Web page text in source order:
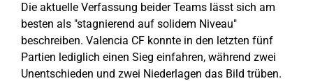
Die aktuelle Verfassung beider Teams lässt sich am
besten als "stagnierend auf solidem Niveau"
beschreiben. Valencia CF konnte in den letzten fünf
Partien lediglich einen Sieg einfahren, während zwei
Unentschieden und zwei Niederlagen das Bild trüben.